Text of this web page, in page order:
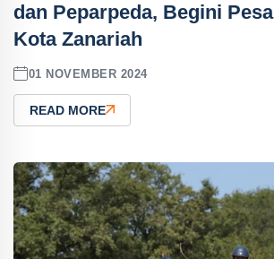
dan Peparpeda, Begini
Kota Zanariah
01 NOVEMBER 2024
READ MORE